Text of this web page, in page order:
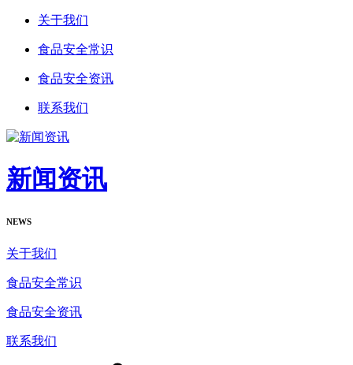
关于我们
食品安全常识
食品安全资讯
联系我们
新闻资讯
NEWS
关于我们
食品安全常识
食品安全资讯
联系我们